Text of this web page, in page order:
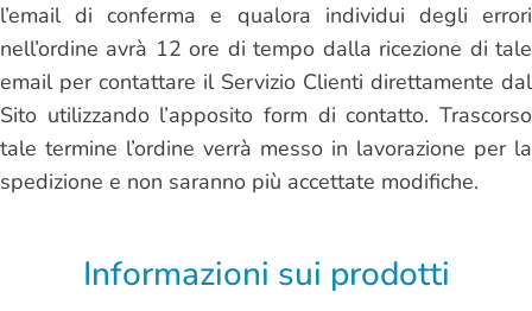
l’email di conferma e qualora individui degli errori
nell’ordine avrà 12 ore di tempo dalla ricezione di tale
email per contattare il Servizio Clienti direttamente dal
Sito utilizzando l’apposito form di contatto. Trascorso
tale termine l’ordine verrà messo in lavorazione per la
spedizione e non saranno più accettate modifiche.
Informazioni sui prodotti